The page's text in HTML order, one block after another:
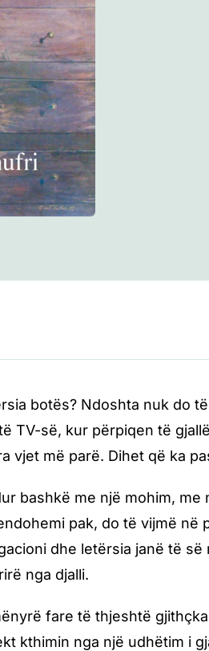
botës? Ndoshta nuk do
TV-së, kur përpiqen të
vjet më parë. Dihet që ka
bashkë me një mohim,
pak, do të vijmë
dhe letërsia janë të
nga djalli.
fare të thjeshtë
kthimin nga një udhëtim i